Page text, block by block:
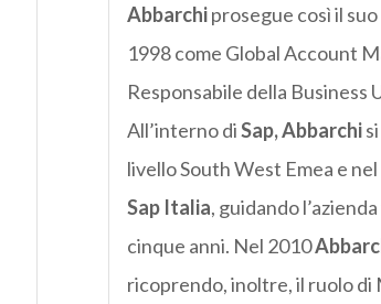
Abbarchiprosegue così il
1998 come Global Account
Responsabile della
All’interno diSap, Abbarchisi
livello South West Emea e
Sap Italia, guidando
cinque anni. Nel 2010
ricoprendo, inoltre, il ruolo di